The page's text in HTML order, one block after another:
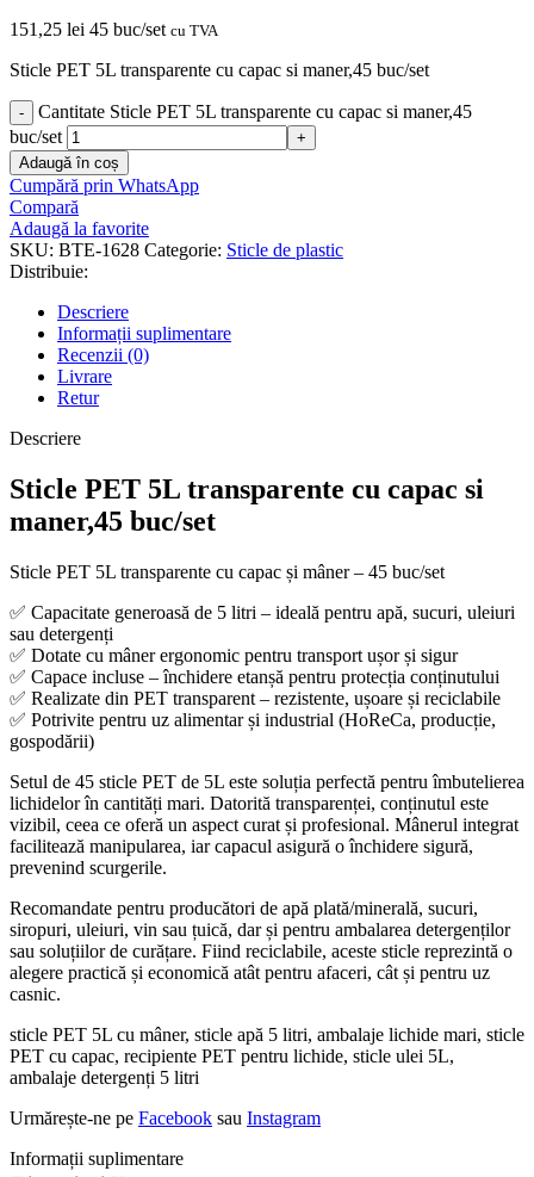
151,25 lei 45 buc/set cu TVA
Sticle PET 5L transparente cu capac si maner,45 buc/set
Cantitate Sticle PET 5L transparente cu capac si maner,45
buc/set
Adaugă în coș
Cumpără prin WhatsApp
Compară
Adaugă la favorite
SKU: BTE-1628 Categorie: Sticle de plastic
Distribuie:
Descriere
Informații suplimentare
Recenzii (0)
Livrare
Retur
Descriere
Sticle PET 5L transparente cu capac si
maner,45 buc/set
Sticle PET 5L transparente cu capac și mâner – 45 buc/set
✅ Capacitate generoasă de 5 litri – ideală pentru apă, sucuri, uleiuri
sau detergenți
✅ Dotate cu mâner ergonomic pentru transport ușor și sigur
✅ Capace incluse – închidere etanșă pentru protecția conținutului
✅ Realizate din PET transparent – rezistente, ușoare și reciclabile
✅ Potrivite pentru uz alimentar și industrial (HoReCa, producție,
gospodării)
Setul de 45 sticle PET de 5L este soluția perfectă pentru îmbutelierea
lichidelor în cantități mari. Datorită transparenței, conținutul este
vizibil, ceea ce oferă un aspect curat și profesional. Mânerul integrat
facilitează manipularea, iar capacul asigură o închidere sigură,
prevenind scurgerile.
Recomandate pentru producători de apă plată/minerală, sucuri,
siropuri, uleiuri, vin sau țuică, dar și pentru ambalarea detergenților
sau soluțiilor de curățare. Fiind reciclabile, aceste sticle reprezintă o
alegere practică și economică atât pentru afaceri, cât și pentru uz
casnic.
sticle PET 5L cu mâner, sticle apă 5 litri, ambalaje lichide mari, sticle
PET cu capac, recipiente PET pentru lichide, sticle ulei 5L,
ambalaje detergenți 5 litri
Urmărește-ne pe Facebook sau Instagram
Informații suplimentare